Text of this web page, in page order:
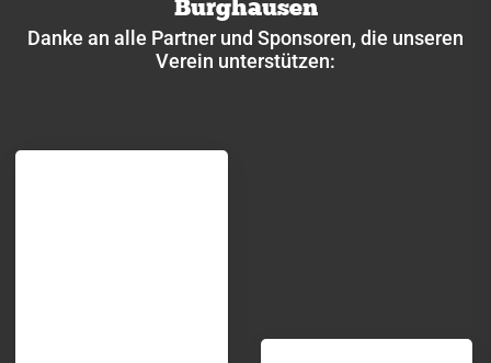
Burghausen
Danke an alle Partner und Sponsoren, die unseren
Verein unterstützen: